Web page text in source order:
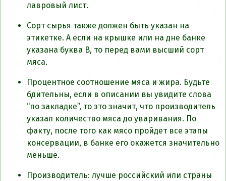
лавровый лист.
Сорт сырья также должен быть указан на
этикетке. А если на крышке или на дне банке
указана буква В, то перед вами высший сорт
мяса.
Процентное соотношение мяса и жира. Будьте
бдительны, если в описании вы увидите слова
“по закладке”, то это значит, что производитель
указал количество мяса до уваривания. По
факту, после того как мясо пройдет все этапы
консервации, в банке его окажется значительно
меньше.
Производитель: лучше российский или страны